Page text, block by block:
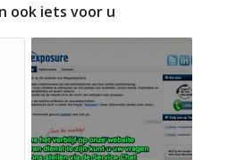
ook iets voor u